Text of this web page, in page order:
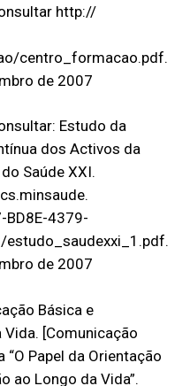
http://
centro_formacao.pdf.
de 2007
Estudo da
dos Activos da
Saúde XXI.
BD8E-4379-
estudo_saudexxi_1.pdf.
de 2007
Básica e
[Comunicação
Papel da Orientação
ao Longo da Vida”.